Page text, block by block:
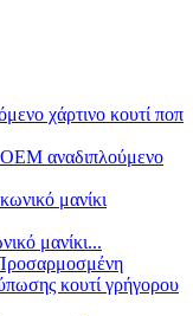
αναδιπλούμενο
μανίκι...